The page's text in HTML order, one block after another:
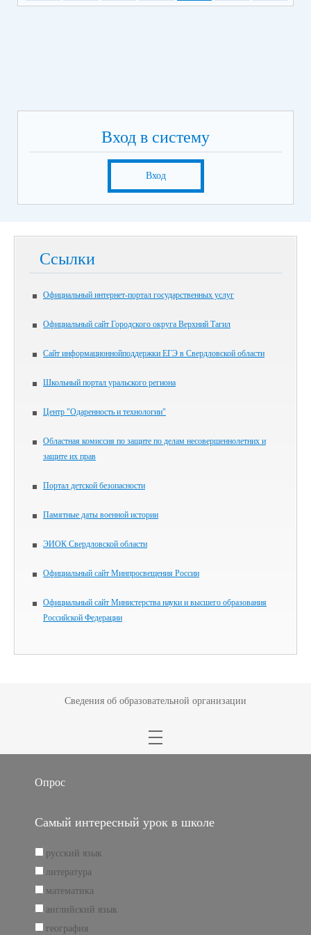
Вход в систему
Вход
Ссылки
Официальный интернет-портал государственных услуг
Официальный сайт Городского округа Верхний Тагил
Сайт информационнойподдержки ЕГЭ в Свердловской области
Школьный портал уральского региона
Центр "Одаренность и технологии"
Областная комиссия по защите по делам несовершеннолетних и
защите их прав
Портал детской безопасности
Памятные даты военной истории
ЭИОК Свердловской области
Официальный сайт Минпросвещения России
Официальный сайт Министерства науки и высшего образования
Российской Федерации
Сведения об образовательной организации
Опрос
Самый интересный урок в школе
русский язык
литература
математика
английский язык
география